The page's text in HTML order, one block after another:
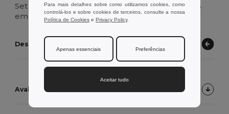
Set de 6 lápis de cor de madeira apresentados
em caixa kraft.
Descubra outros produtos
Avaliações de Clientes do Produto
Para mais detalhes sobre como utilizamos cookies, como
controlá-los e sobre cookies de terceiros, consulte a nossa
Política de Cookies e Privacy Policy.
Apenas essenciais Preferências
Aceitar tudo